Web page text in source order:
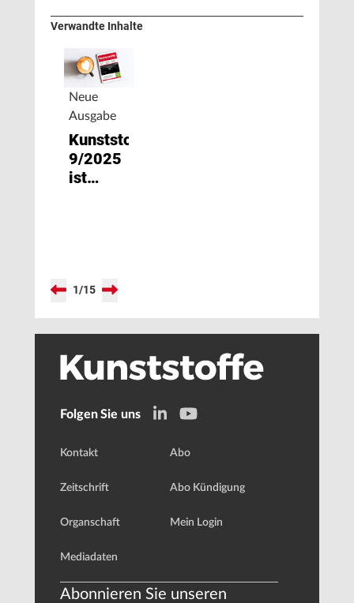
Verwandte Inhalte
Neue
Ausgabe
Kunststoffe
9/2025
ist
1/15
Folgen Sie uns
Kontakt
Zeitschrift
Organschaft
Mediadaten
Abo
Abo Kündigung
Mein Login
Abonnieren Sie unseren